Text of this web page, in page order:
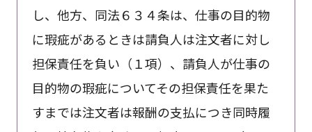
し、他方、同法６３４条は、仕事の目的物
に瑕疵があるときは請負人は注文者に対し
担保責任を負い（１項）、請負人が仕事の
目的物の瑕疵についてその担保責任を果た
すまでは注文者は報酬の支払につき同時履